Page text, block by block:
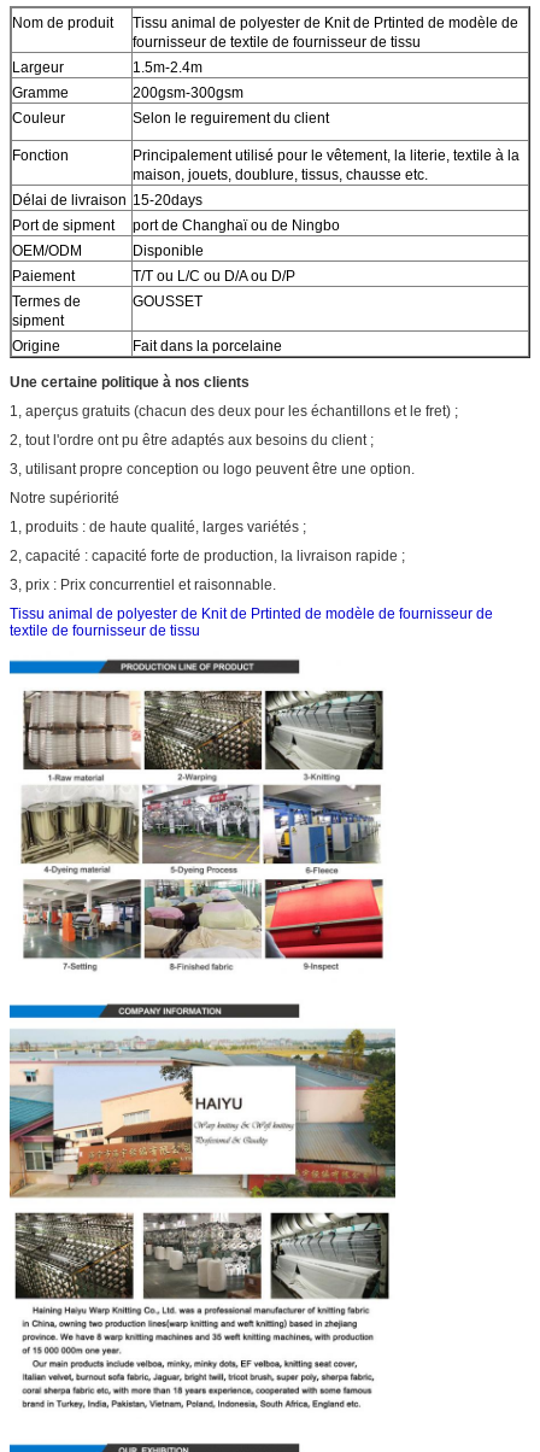
Nom de produit
Tissu animal de polyester de Knit de Prtinted de modèle de
fournisseur de textile de fournisseur de tissu
Largeur
1.5m-2.4m
Gramme
200gsm-300gsm
Couleur
Selon le reguirement du client
Fonction
Principalement utilisé pour le vêtement, la literie, textile à la
maison, jouets, doublure, tissus, chausse etc.
Délai de livraison 15-20days
Port de sipment
port de Changhaï ou de Ningbo
OEM/ODM
Disponible
Paiement
T/T ou L/C ou D/A ou D/P
Termes de
sipment
GOUSSET
Origine Fait dans la porcelaine
Une certaine politique à nos clients
1, aperçus gratuits (chacun des deux pour les échantillons et le fret) ;
2, tout l'ordre ont pu être adaptés aux besoins du client ;
3, utilisant propre conception ou logo peuvent être une option.
Notre supériorité
1, produits : de haute qualité, larges variétés ;
2, capacité : capacité forte de production, la livraison rapide ;
3, prix : Prix concurrentiel et raisonnable.
Tissu animal de polyester de Knit de Prtinted de modèle de fournisseur de
textile de fournisseur de tissu